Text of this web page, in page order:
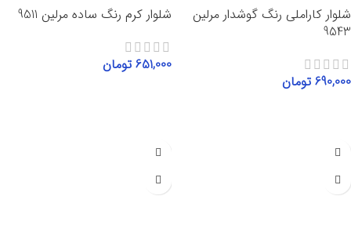
شلوار کاراملی رنگ گوشدار مرلین
9543
690,000 تومان
شلوار کرم رنگ ساده مرلین 9511
651,000 تومان